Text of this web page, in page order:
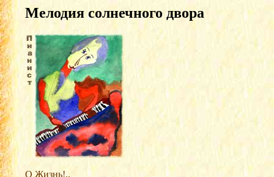
Мелодия солнечного двора
О Жизнь!..